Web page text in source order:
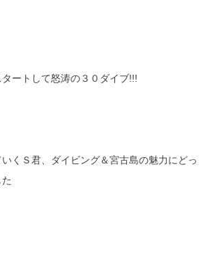
ートして怒涛の３０ダイブ!!!
くＳ君、ダイビング＆宮古島の魅力にどっ